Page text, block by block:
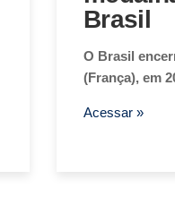
Brasil
O Brasil
(França), em
Acessar »